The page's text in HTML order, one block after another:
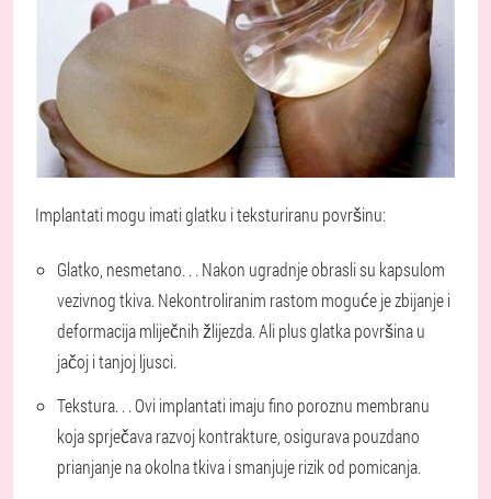
Implantati mogu imati glatku i teksturiranu površinu:
Glatko, nesmetano. . . Nakon ugradnje obrasli su kapsulom
vezivnog tkiva. Nekontroliranim rastom moguće je zbijanje i
deformacija mliječnih žlijezda. Ali plus glatka površina u
jačoj i tanjoj ljusci.
Tekstura. . . Ovi implantati imaju fino poroznu membranu
koja sprječava razvoj kontrakture, osigurava pouzdano
prianjanje na okolna tkiva i smanjuje rizik od pomicanja.